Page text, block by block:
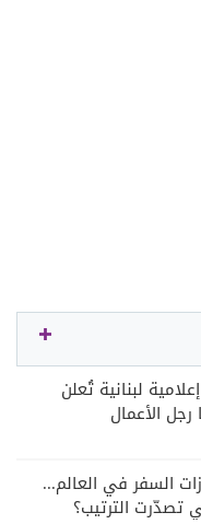
لبنانية تُعلن
الأعمال
السفر في العالم...
تصدّرت الترتيب؟